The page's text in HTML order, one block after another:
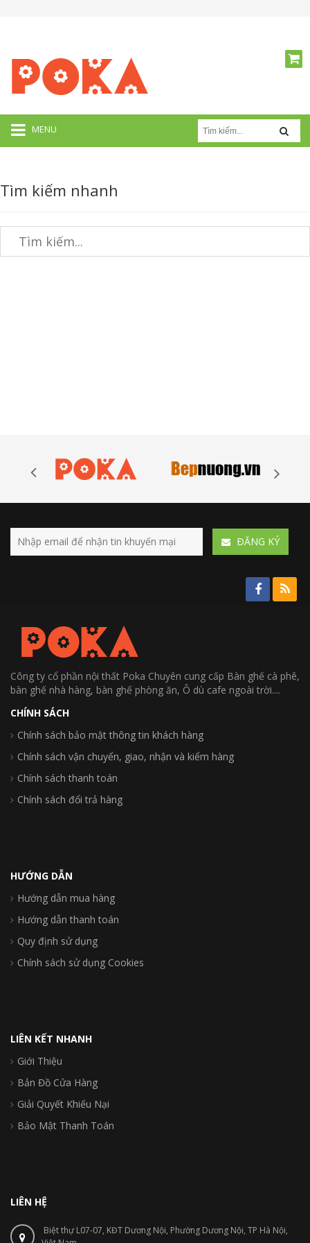
MENU
Tìm kiếm nhanh
ÐĂNG KÝ
Công ty cổ phần nội thất Poka Chuyên cung cấp Bàn ghế cà phê,
bàn ghế nhà hàng, bàn ghế phòng ăn, Ô dù cafe ngoài trời....
CHÍNH SÁCH
Chính sách bảo mật thông tin khách hàng
Chính sách vận chuyển, giao, nhận và kiểm hàng
Chính sách thanh toán
Chính sách đổi trả hàng
HƯỚNG DẪN
Hướng dẫn mua hàng
Hướng dẫn thanh toán
Quy định sử dụng
Chính sách sử dụng Cookies
LIÊN KẾT NHANH
Giới Thiệu
Bản Đồ Cửa Hàng
Giải Quyết Khiếu Nại
Bảo Mật Thanh Toán
LIÊN HỆ
Biệt thự L07-07, KĐT Dương Nội, Phường Dương Nội, TP Hà Nội,